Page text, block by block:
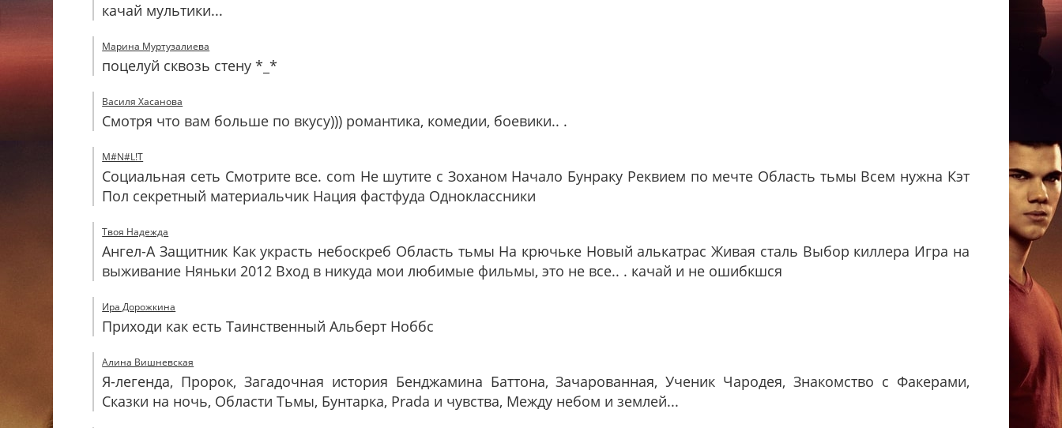
качай мультики...
Марина Муртузалиева
поцелуй сквозь стену *_*
Василя Хасанова
Смотря что вам больше по вкусу))) романтика, комедии, боевики.. .
M#N#L!T
Социальная сеть Смотрите все. com Не шутите с Зоханом Начало Бунраку Реквием по мечте Область тьмы Всем нужна Кэт
Пол секретный материальчик Нация фастфуда Одноклассники
Твоя Надежда
Ангел-А Защитник Как украсть небоскреб Область тьмы На крючьке Новый алькатрас Живая сталь Выбор киллера Игра на
выживание Няньки 2012 Вход в никуда мои любимые фильмы, это не все.. . качай и не ошибкшся
Ира Дорожкина
Приходи как есть Таинственный Альберт Ноббс
Алина Вишневская
Я-легенда, Пророк, Загадочная история Бенджамина Баттона, Зачарованная, Ученик Чародея, Знакомство с Факерами,
Сказки на ночь, Области Тьмы, Бунтарка, Prada и чувства, Между небом и землей...